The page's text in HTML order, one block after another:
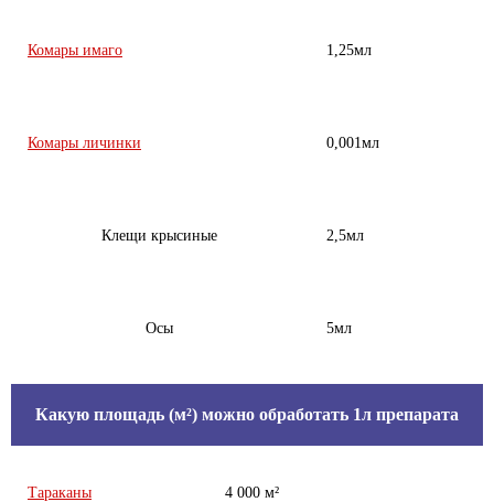
Комары имаго 1,25мл
Комары личинки 0,001мл
Клещи крысиные 2,5мл
Осы 5мл
Какую площадь (м²) можно обработать 1л препарата
Тараканы 4 000 м²